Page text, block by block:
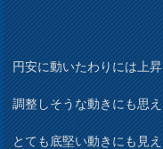
円安に動いたわりには上
調整しそうな動きにも思
とても底堅い動きにも見